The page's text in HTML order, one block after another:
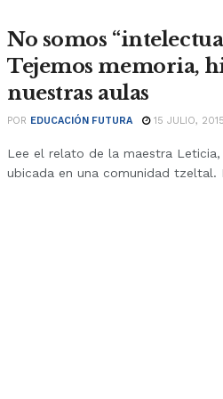
No somos
Tejemos memoria,
nuestras aulas
POR EDUCACIÓN FUTURA 15 JULIO, 2015
Lee el relato de la maestra Leticia,
ubicada en una comunidad tzeltal.